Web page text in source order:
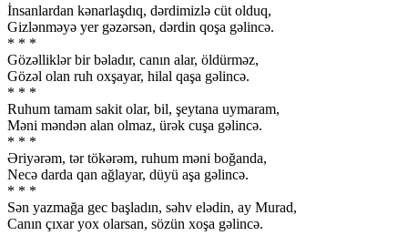
İnsanlardan kənarlaşdıq, dərdimizlə cüt olduq,
Gizlənməyə yer gəzərsən, dərdin qoşa gəlincə.
* * *
Gözəlliklər bir bəladır, canın alar, öldürməz,
Gözəl olan ruh oxşayar, hilal qaşa gəlincə.
* * *
Ruhum tamam sakit olar, bil, şeytana uymaram,
Məni məndən alan olmaz, ürək cuşa gəlincə.
* * *
Əriyərəm, tər tökərəm, ruhum məni boğanda,
Necə darda qan ağlayar, düyü aşa gəlincə.
* * *
Sən yazmağa gec başladın, səhv elədin, ay Murad,
Canın çıxar yox olarsan, sözün xoşa gəlincə.